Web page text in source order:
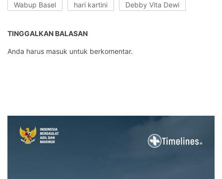
Wabup Basel hari kartini Debby Vita Dewi
TINGGALKAN BALASAN
Anda harus masuk untuk berkomentar.